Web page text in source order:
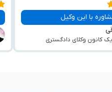
با این وکیل
کانون وکلای دادگستری